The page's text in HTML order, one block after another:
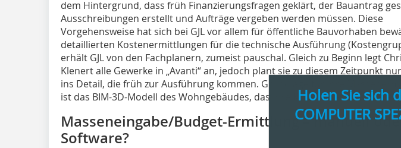
dem Hintergrund, dass früh Finanzierungsfragen geklärt, der Bauantrag
Ausschreibungen erstellt und Aufträge vergeben werden müssen. Diese
Vorgehensweise hat sich bei GJL vor allem für öffentliche Bauvorhaben
detaillierten Kostenermittlungen für die technische Ausführung
erhält GJL von den Fachplanern, zumeist pauschal. Gleich zu Beginn legt
Klenert alle Gewerke in „Avanti“ an, jedoch plant sie zu diesem Zeitpunkt
ins Detail, die früh zur Ausführung kommen. Grundlage für Ihre
ist das BIM-3D-Modell des Wohngebäudes, das ihre Kollegen erstellt haben.
Masseneingabe/Budget-Ermittlung – manuell
Software?
Holen Sie sich
COMPUTER